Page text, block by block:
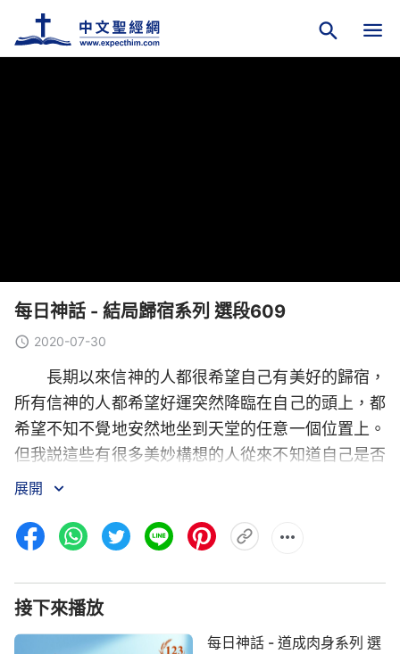
每日神話 - 結局歸宿系列 選段609
2020-07-30
長期以來信神的人都很希望自己有美好的歸宿，
所有信神的人都希望好運突然降臨在自己的頭上，都
希望不知不覺地安然地坐到天堂的任意一個位置上。
但我説這些有很多美妙構想的人從來不知道自己是否
有資格架住這從天而降的好運，又是否有資格坐在天
是希望自己能逃脱末日的灾害與全能者懲罰惡者的
的共性，并不是某一個人的杰作。雖然是這樣，但我
還是要打消你們這些奢侈的欲望與你們得福的急切心
理，因為你們的過犯重重，你們悖逆的事實累累見
展開
接下來播放
每日神話 - 道成肉身系列 選